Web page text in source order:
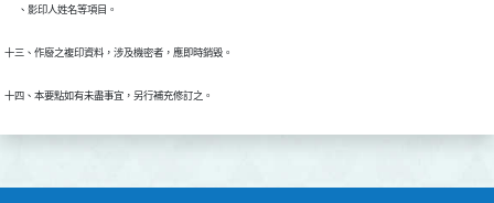
      、影印人姓名等項目。
十三、作廢之複印資料，涉及機密者，應即時銷毀。
十四、本要點如有未盡事宜，另行補充修訂之。